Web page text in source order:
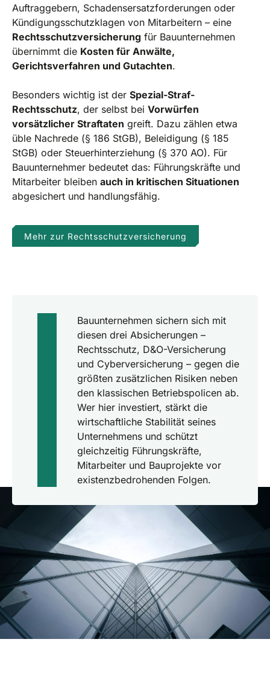
Auftraggebern, Schadensersatzforderungen oder
Kündigungsschutzklagen von Mitarbeitern – eine
Rechtsschutzversicherung für Bauunternehmen
übernimmt die Kosten für Anwälte,
Gerichtsverfahren und Gutachten.
Besonders wichtig ist der Spezial-Straf-
Rechtsschutz, der selbst bei Vorwürfen
vorsätzlicher Straftaten greift. Dazu zählen etwa
üble Nachrede (§ 186 StGB), Beleidigung (§ 185
StGB) oder Steuerhinterziehung (§ 370 AO). Für
Bauunternehmer bedeutet das: Führungskräfte und
Mitarbeiter bleiben auch in kritischen Situationen
abgesichert und handlungsfähig.
Mehr zur Rechtsschutzversicherung
Bauunternehmen sichern sich mit
diesen drei Absicherungen –
Rechtsschutz, D&O-Versicherung
und Cyberversicherung – gegen die
größten zusätzlichen Risiken neben
den klassischen Betriebspolicen ab.
Wer hier investiert, stärkt die
wirtschaftliche Stabilität seines
Unternehmens und schützt
gleichzeitig Führungskräfte,
Mitarbeiter und Bauprojekte vor
existenzbedrohenden Folgen.